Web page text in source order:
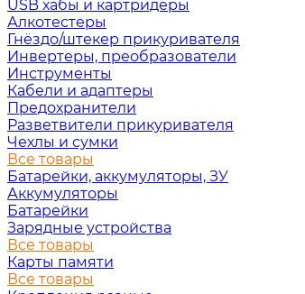
USB хабы и картридеры
Алкотестеры
Гнёздо/штекер прикуривателя
Инвертеры, преобразователи
Инструменты
Кабели и адаптеры
Предохранители
Разветвители прикуривателя
Чехлы и сумки
Все товары
Батарейки, аккумуляторы, ЗУ
Аккумуляторы
Батарейки
Зарядные устройства
Все товары
Карты памяти
Все товары